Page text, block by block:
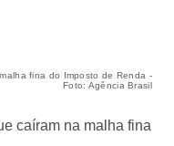
fina do Imposto de Renda -
Foto: Agência Brasil
caíram na malha fina